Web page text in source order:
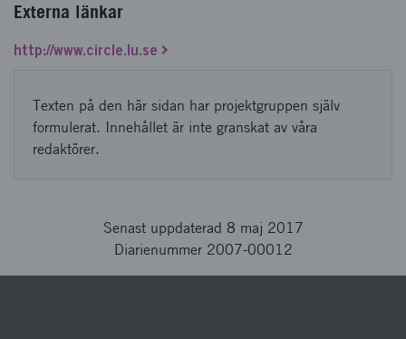
Externa länkar
http://www.circle.lu.se
Texten på den här sidan har projektgruppen själv
formulerat. Innehållet är inte granskat av våra
redaktörer.
Senast uppdaterad 8 maj 2017
Diarienummer 2007-00012